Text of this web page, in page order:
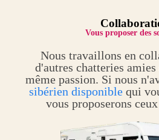
Vous proposer des
Nous travaillons en
d'autres chatteries
même passion. Si nous
sibérien disponiblequi
vous proposerons